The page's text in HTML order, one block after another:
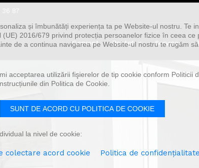
36 87
Genrent Rental Services
și îmbunătăți experiența ta pe Website-ul nostru. Te
2016/679 privind protecția persoanelor fizice în ceea
de a continua navigarea pe Website-ul nostru te rugăm
acceptarea utilizării fişierelor de tip cookie conform Politicii
din Politica de Cookie.
SUNT DE ACORD CU POLITICA DE COOKIE
la nivel de cookie:
colectare acord cookie Politica de confidențialitate